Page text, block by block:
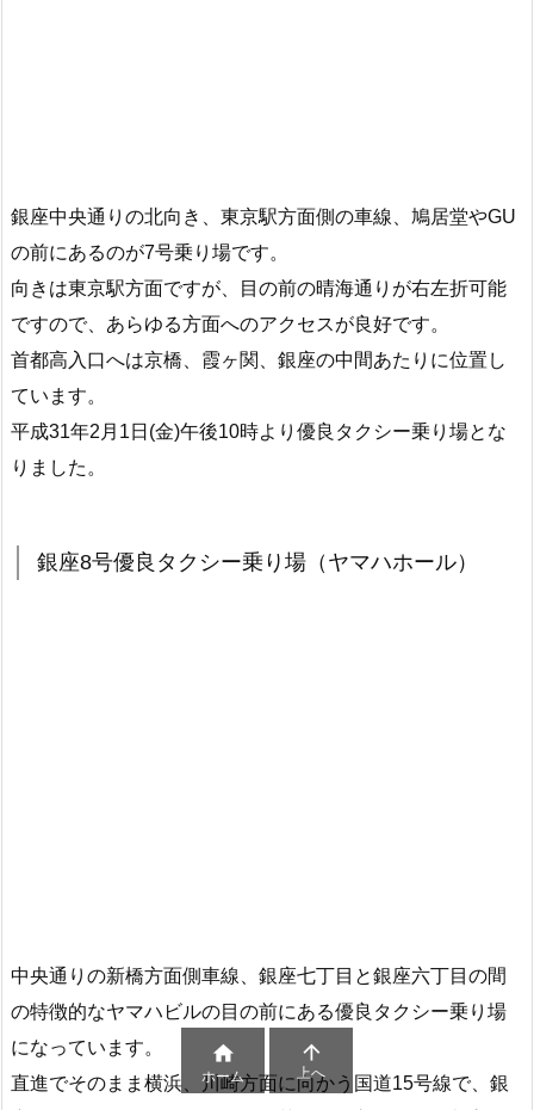
銀座中央通りの北向き、東京駅方面側の車線、鳩居堂やGU
の前にあるのが7号乗り場です。
向きは東京駅方面ですが、目の前の晴海通りが右左折可能
ですので、あらゆる方面へのアクセスが良好です。
首都高入口へは京橋、霞ヶ関、銀座の中間あたりに位置し
ています。
平成31年2月1日(金)午後10時より優良タクシー乗り場とな
りました。
銀座8号優良タクシー乗り場（ヤマハホール）
中央通りの新橋方面側車線、銀座七丁目と銀座六丁目の間
の特徴的なヤマハビルの目の前にある優良タクシー乗り場
になっています。
直進でそのまま横浜、川崎方面に向かう国道15号線で、銀

ホーム

上へ